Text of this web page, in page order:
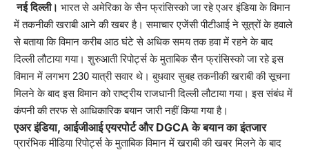
नई दिल्ली। भारत से अमेरिका के सैन फ्रांसिस्को जा रहे एअर इंडिया के विमान
में तकनीकी खराबी आने की खबर है। समाचार एजेंसी पीटीआई ने सूत्रों के हवाले
से बताया कि विमान करीब आठ घंटे से अधिक समय तक हवा में रहने के बाद
दिल्ली लौटाया गया। शुरुआती रिपोर्ट्स के मुताबिक सैन फ्रांसिस्को जा रहे इस
विमान में लगभग 230 यात्री सवार थे। बुधवार सुबह तकनीकी खराबी की सूचना
मिलने के बाद इस विमान को राष्ट्रीय राजधानी दिल्ली लौटाया गया। इस संबंध में
कंपनी की तरफ से आधिकारिक बयान जारी नहीं किया गया है।
एअर इंडिया, आईजीआई एयरपोर्ट और DGCA के बयान का इंतजार
प्रारंभिक मीडिया रिपोर्ट्स के मुताबिक विमान में खराबी की खबर मिलने के बाद